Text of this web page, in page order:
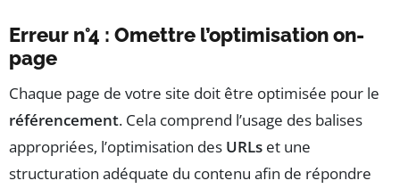
Erreur n°4 : Omettre l’optimisation on-
page
Chaque page de votre site doit être optimisée pour le
référencement. Cela comprend l’usage des balises
appropriées, l’optimisation des URLs et une
structuration adéquate du contenu afin de répondre